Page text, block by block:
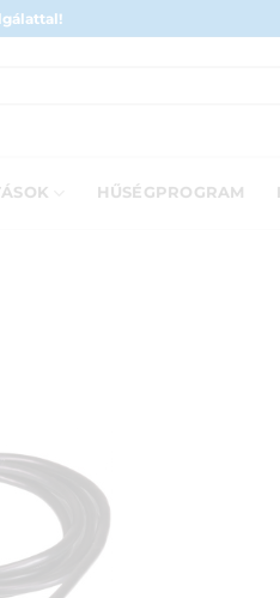
HŰSÉGPROGRAM